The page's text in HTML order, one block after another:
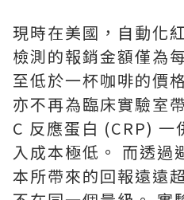
現時在美國，自動化
檢測的報銷金額僅為
至低於一杯咖啡的價
亦不再為臨床實驗室
C 反應蛋白 (CRP) 一
入成本極低。 而透過
本所帶來的回報遠遠